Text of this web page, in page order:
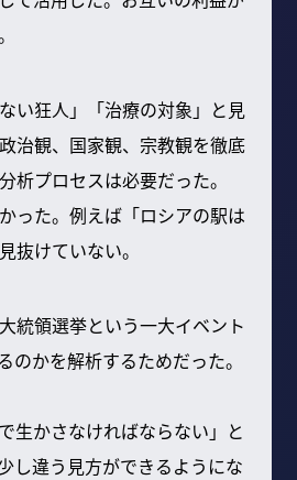
い狂人」「治療の対象」と見
治観、国家観、宗教観を徹底
プロセスは必要だった。
った。例えば「ロシアの駅は
抜けていない。
統領選挙という一大イベント
かを解析するためだった。
生かさなければならない」と
し違う見方ができるようにな